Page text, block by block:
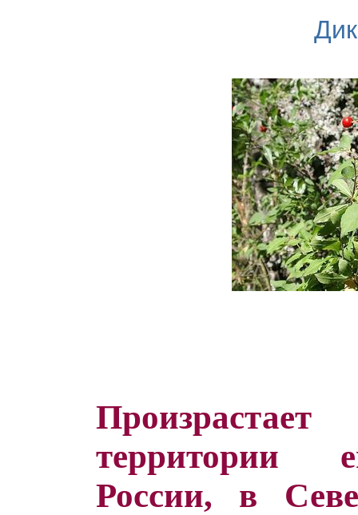
территории
России, в